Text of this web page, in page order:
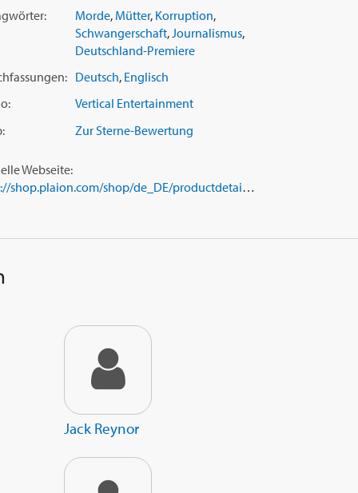
Morde, Mütter, Korruption,
Schwangerschaft,Journalismus,
Deutschland-Premiere
Deutsch, Englisch
Vertical Entertainment
Zur Sterne-Bewertung
Webseite:
https://shop.plaion.com/shop/de_DE/productdetail.html?id=1139828
Jack Reynor